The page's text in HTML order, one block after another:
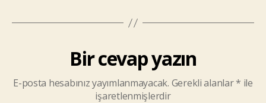
Bir cevap yazın
E-posta hesabınız yayımlanmayacak. Gerekli alanlar* ile
işaretlenmişlerdir